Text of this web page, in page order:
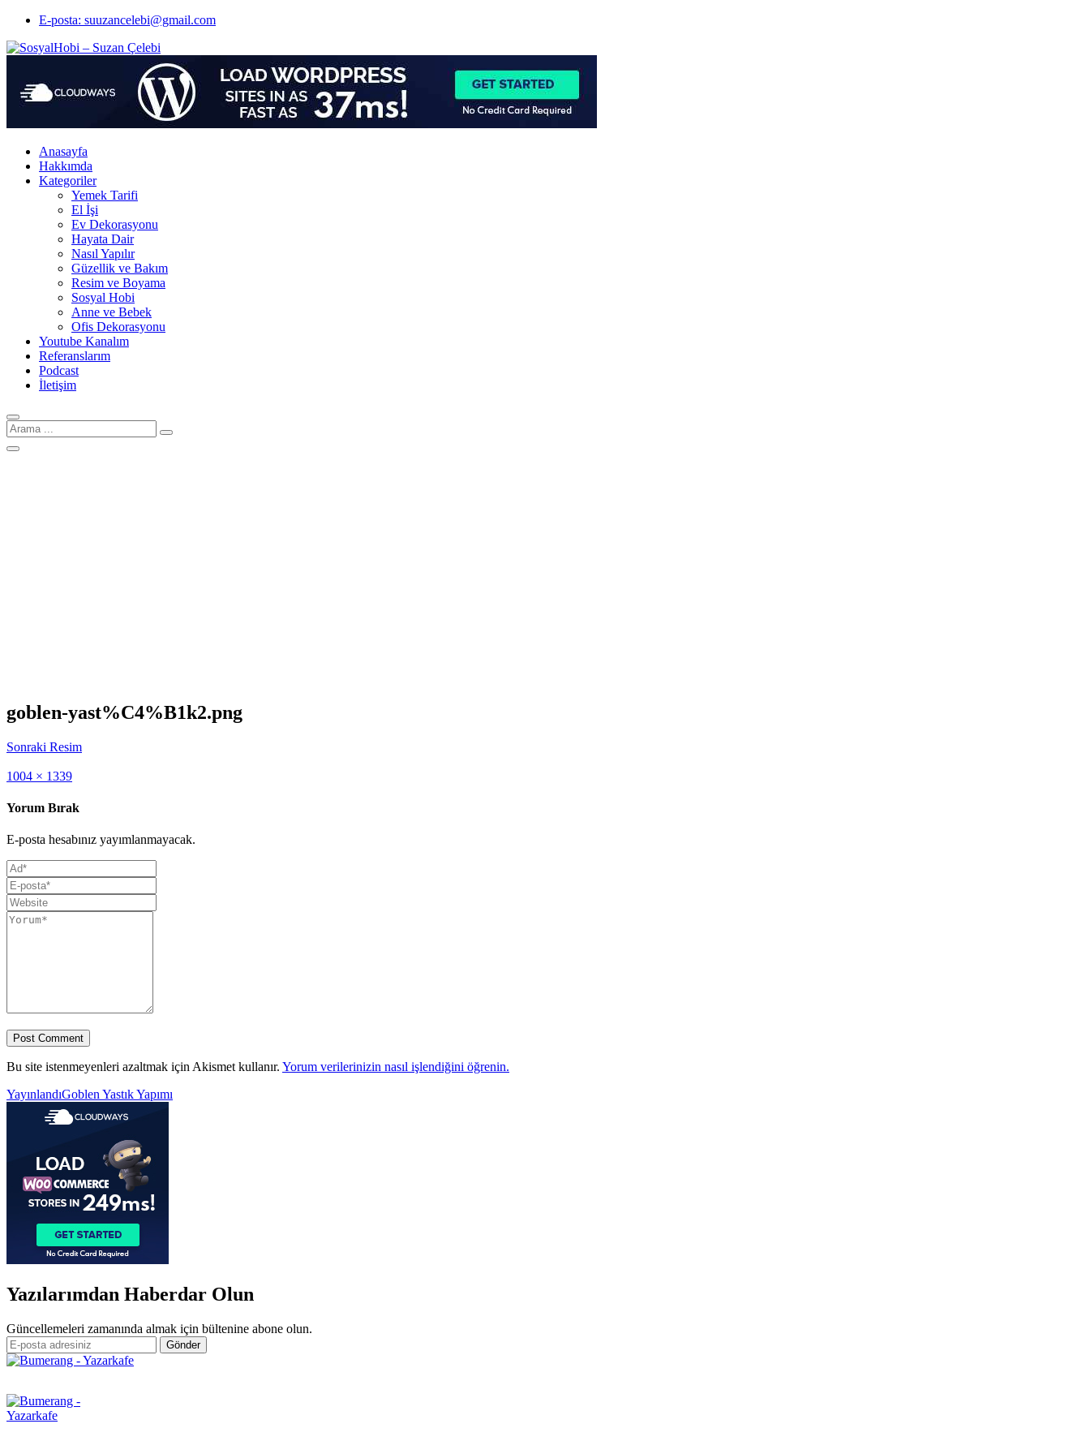
E-posta: suuzancelebi@gmail.com
Anasayfa
Hakkımda
Kategoriler
Yemek Tarifi
El İşi
Ev Dekorasyonu
Hayata Dair
Nasıl Yapılır
Güzellik ve Bakım
Resim ve Boyama
Sosyal Hobi
Anne ve Bebek
Ofis Dekorasyonu
Youtube Kanalım
Referanslarım
Podcast
İletişim
Arama
için:
goblen-yast%C4%B1k2.png
Sonraki Resim
Full
1004 × 1339
Yorum Bırak
E-posta hesabınız yayımlanmayacak.
Bu site istenmeyenleri azaltmak için Akismet kullanır. Yorum verilerinizin nasıl işlendiğini öğrenin.
Yazı
gezinmesi
YayınlandıGoblen Yastık Yapımı
Yazılarımdan Haberdar Olun
Güncellemeleri zamanında almak için bültenine abone olun.